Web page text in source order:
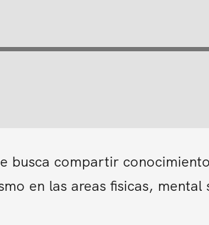
busca compartir
en las areas fisicas,